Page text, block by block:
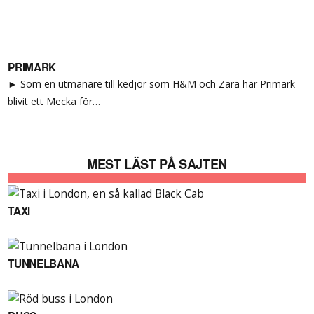
PRIMARK
► Som en utmanare till kedjor som H&M och Zara har Primark
blivit ett Mecka för…
MEST LÄST PÅ SAJTEN
TAXI
TUNNELBANA